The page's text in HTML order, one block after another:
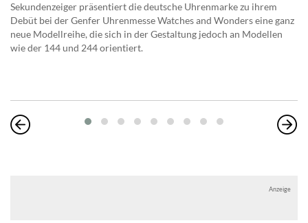
Sekundenzeiger präsentiert die deutsche Uhrenmarke zu ihrem
Debüt bei der Genfer Uhrenmesse Watches and Wonders eine ganz
neue Modellreihe, die sich in der Gestaltung jedoch an Modellen
wie der 144 und 244 orientiert.
Anzeige